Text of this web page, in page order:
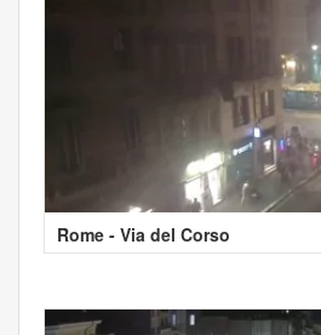
Rome - Via del Corso